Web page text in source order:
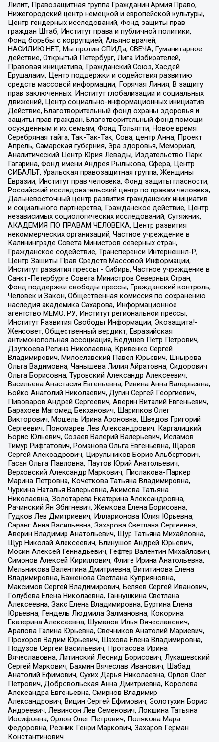
Лилит, Правозащитная группа Гражданин.Армия.Право,
Нижегородский центр немецкой и европейской культуры,
Центр гендерных исследований, Фонд защиты прав
граждан Штаб, Институт права и публичной политики,
Фонд борьбы с коррупцией, Альянс врачей,
НАСИЛИЮ.НЕТ, Мы против СПИДа, СВЕЧА, Гуманитарное
действие, Открытый Петербург, Лига Избирателей,
Правовая инициатива, Гражданский Союз, Хасдей
Ерушалаим, Центр поддержки и содействия развитию
средств массовой информации, Горячая Линия, В защиту
прав заключенных, Институт глобализации и социальных
движений, Центр социально-информационных инициатив
Действие, Благотворительный фонд охраны здоровья и
защиты прав граждан, Благотворительный фонд помощи
осужденным и их семьям, Фонд Тольятти, Новое время,
Серебряная тайга, Так-Так-Так, Сова, центр Анна, Проект
Апрель, Самарская губерния, Эра здоровья, Мемориал,
Аналитический Центр Юрия Левады, Издательство Парк
Гагарина, Фонд имени Андрея Рылькова, Сфера, Центр
СИБАЛЬТ, Уральская правозащитная группа, Женщины
Евразии, Институт прав человека, Фонд защиты гласности,
Российский исследовательский центр по правам человека,
Дальневосточный центр развития гражданских инициатив
и социального партнерства, Гражданское действие, Центр
независимых социологических исследований, Сутяжник,
АКАДЕМИЯ ПО ПРАВАМ ЧЕЛОВЕКА, Центр развития
некоммерческих организаций, Частное учреждение в
Калининграде Совета Министров северных стран,
Гражданское содействие, Трансперенси Интернешнл-Р,
Центр Защиты Прав Средств Массовой Информации,
Институт развития прессы - Сибирь, Частное учреждение в
Санкт-Петербурге Совета Министров Северных Стран,
Фонд поддержки свободы прессы, Гражданский контроль,
Человек и Закон, Общественная комиссия по сохранению
наследия академика Сахарова, Информационное
агентство МЕМО. РУ, Институт региональной прессы,
Институт Развития Свободы Информации, Экозащита!-
Женсовет, Общественный вердикт, Евразийская
антимонопольная ассоциация, Бедушев Петр Петрович,
Дзугкоева Регина Николаевна, Кривенко Сергей
Владимирович, Милославский Павел Юрьевич, Шнырова
Ольга Вадимовна, Чанышева Лилия Айратовна, Сидорович
Ольга Борисовна, Туровский Александр Алексеевич,
Васильева Анастасия Евгеньевна, Ривина Анна Валерьевна,
Бойко Анатолий Николаевич, Дугин Сергей Георгиевич,
Пивоваров Андрей Сергеевич, Аверин Виталий Евгеньевич,
Барахоев Магомед Бекханович, Шарипков Олег
Викторович, Мошель Ирина Ароновна, Шведов Григорий
Сергеевич, Пономарев Лев Александрович, Каргалицкий
Борис Юльевич, Созаев Валерий Валерьевич, Исламов
Тимур Рифгатович, Романова Ольга Евгеньевна, Щаров
Сергей Алексадрович, Цирульников Борис Альбертович,
Гасан Ольга Павловна, Паутов Юрий Анатольевич,
Верховский Александр Маркович, Пислакова-Паркер
Марина Петровна, Кочеткова Татьяна Владимировна,
Чуркина Наталья Валерьевна, Акимова Татьяна
Николаевна, Золотарева Екатерина Александровна,
Рачинский Ян Збигневич, Жемкова Елена Борисовна,
Гудков Лев Дмитриевич, Илларионова Юлия Юрьевна,
Саранг Анна Васильевна, Захарова Светлана Сергеевна,
Аверин Владимир Анатольевич, Щур Татьяна Михайловна,
Щур Николай Алексеевич, Блинушов Андрей Юрьевич,
Мосин Алексей Геннадьевич, Гефтер Валентин Михайлович,
Симонов Алексей Кириллович, Флиге Ирина Анатольевна,
Мельникова Валентина Дмитриевна, Вититинова Елена
Владимировна, Баженова Светлана Куприяновна,
Максимов Сергей Владимирович, Беляев Сергей Иванович,
Голубева Елена Николаевна, Ганнушкина Светлана
Алексеевна, Закс Елена Владимировна, Буртина Елена
Юрьевна, Гендель Людмила Залмановна, Кокорина
Екатерина Алексеевна, Шуманов Илья Вячеславович,
Арапова Галина Юрьевна, Свечников Анатолий Мариевич,
Прохоров Вадим Юрьевич, Шахова Елена Владимировна,
Подузов Сергей Васильевич, Протасова Ирина
Вячеславовна, Литинский Леонид Борисович, Лукашевский
Сергей Маркович, Бахмин Вячеслав Иванович, Шабад
Анатолий Ефимович, Сухих Дарья Николаевна, Орлов Олег
Петрович, Добровольская Анна Дмитриевна, Королева
Александра Евгеньевна, Смирнов Владимир
Александрович, Вицин Сергей Ефимович, Золотухин Борис
Андреевич, Левинсон Лев Семенович, Локшина Татьяна
Иосифовна, Орлов Олег Петрович, Полякова Мара
Федоровна, Резник Генри Маркович, Захаров Герман
Константинович